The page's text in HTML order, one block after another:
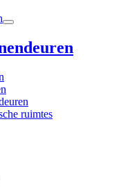
ruimtes